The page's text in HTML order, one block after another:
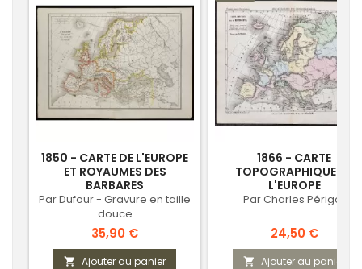
1850 - CARTE DE L'EUROPE
ET ROYAUMES DES
BARBARES
Par Dufour - Gravure en taille
douce
Prix
35,90 €
 Ajouter au panier
1866 - CARTE
TOPOGRAPHIQUE DE
L'EUROPE
Par Charles Périgot
Prix
24,50 €
 Ajouter au panier